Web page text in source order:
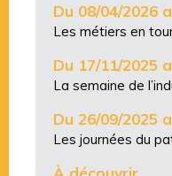
Du 08/04/2026
Les métiers en
Du 17/11/2025
La semaine de
Du 26/09/2025
Les journées du